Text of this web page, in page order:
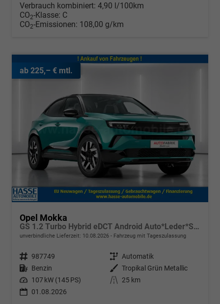
Verbrauch kombiniert: 4,90 l/100km
CO2-Klasse: C
CO2-Emissionen: 108,00 g/km
ab 225,– € mtl.
Opel Mokka
GS 1.2 Turbo Hybrid eDCT Android Auto*Leder*SHZ*Keyless*Kamera*Klimaauto*LED*
unverbindliche Lieferzeit: 10.08.2026 Fahrzeug mit Tageszulassung
Fahrzeugnr. 987749 Getriebe Automatik
Kraftstoff Benzin Außenfarbe Tropikal Grün Metallic
Leistung 107 kW (145 PS) Kilometerstand
25 km
01.08.2026